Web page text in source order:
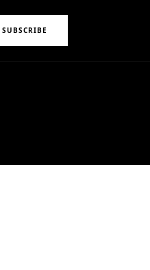
SUBSCRIBE